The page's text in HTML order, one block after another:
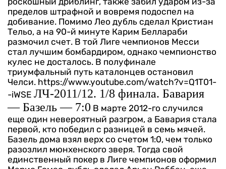
пределов штрафной и вовремя подоспел на
добивание. Помимо Лео дубль сделал Кристиан
Тельо, а на 90-й минуте Карим Беллараби
размочил счет. В той Лиге чемпионов Месси
стал лучшим бомбардиром, однако чемпионство
кулес не досталось. В полуфинале
триумфальный путь каталонцев остановил
Челси. https://www.youtube.com/watch?v=Q1T01-
-iWSE ЛЧ-2011/12. 1/8 финала. Бавария
— Базель — 7:0 В марте 2012-го случился
еще один невероятный разгром, а Бавария стала
первой, кто победил с разницей в семь мячей.
Базель дома взял верх со счетом 1:0, чем только
разозлил мюнхенского зверя. Тогда свой
единственный покер в Лиге чемпионов оформил